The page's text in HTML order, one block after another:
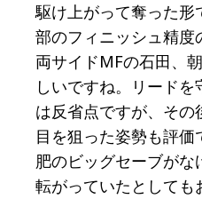
駆け上がって奪った
部のフィニッシュ精度
両サイドMFの石田、
しいですね。リード
は反省点ですが、そ
目を狙った姿勢も評
肥のビッグセーブが
転がっていたとしても